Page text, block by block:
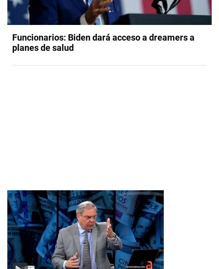
Funcionarios: Biden dará acceso a dreamers a
planes de salud